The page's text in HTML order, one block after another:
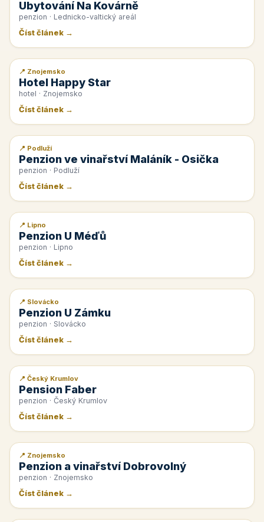
Ubytování Na Kovárně
penzion · Lednicko-valtický areál
Číst článek →
📰 PR článek
📍 Znojemsko
Hotel Happy Star
hotel · Znojemsko
Číst článek →
📰 PR článek
📍 Podluží
Penzion ve vinařství Maláník - Osička
penzion · Podluží
Číst článek →
📰 PR článek
📍 Lipno
Penzion U Méďů
penzion · Lipno
Číst článek →
📰 PR článek
📍 Slovácko
Penzion U Zámku
penzion · Slovácko
Číst článek →
📰 PR článek
📍 Český Krumlov
Pension Faber
penzion · Český Krumlov
Číst článek →
📰 PR článek
📍 Znojemsko
Penzion a vinařství Dobrovolný
penzion · Znojemsko
Číst článek →